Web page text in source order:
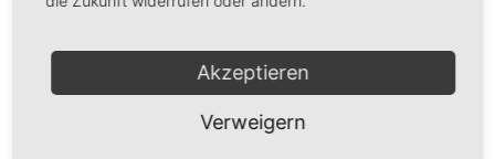
Kapellmeister und Direktor der Wiener Hofoper
1898 - 1901
Akzeptieren
Verweigern